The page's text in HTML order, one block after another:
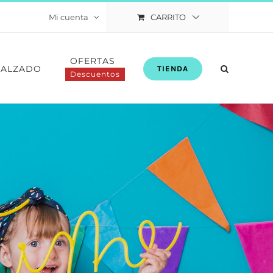
Mi cuenta CARRITO
OFERTAS
Descuentos
TIENDA